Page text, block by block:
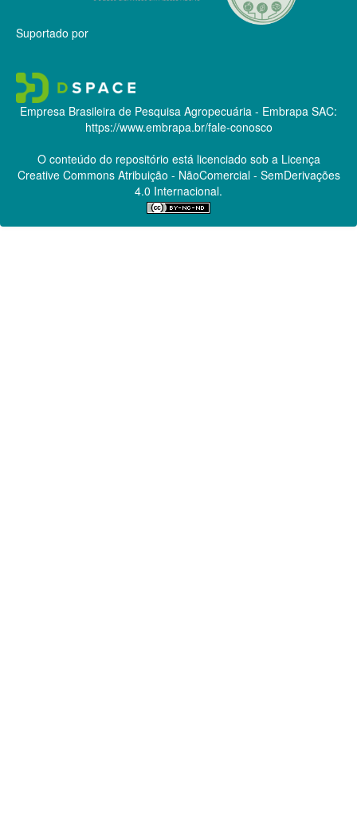
Suportado por
Empresa Brasileira de Pesquisa Agropecuária - Embrapa SAC:
https://www.embrapa.br/fale-conosco
O conteúdo do repositório está licenciado sob a Licença
Creative CommonsAtribuição - NãoComercial - SemDerivações
4.0 Internacional.